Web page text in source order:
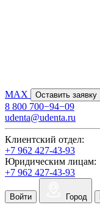
MAX Оставить заявку
8 800 700−94−09
udenta@udenta.ru
Клиентский отдел:
+7 962 427-43-93
Юридическим лицам:
+7 962 427-43-93
Войти Город